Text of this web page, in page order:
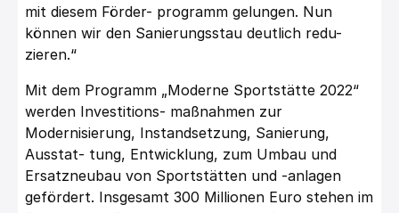
mit diesem Förder- programm gelungen. Nun
können wir den Sanierungsstau deutlich redu-
zieren.“
Mit dem Programm „Moderne Sportstätte 2022“
werden Investitions- maßnahmen zur
Modernisierung, Instandsetzung, Sanierung,
Ausstat- tung, Entwicklung, zum Umbau und
Ersatzneubau von Sportstätten und -anlagen
gefördert. Insgesamt 300 Millionen Euro stehen im